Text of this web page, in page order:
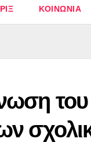
ΚΟΙΝΩΝΙΑ